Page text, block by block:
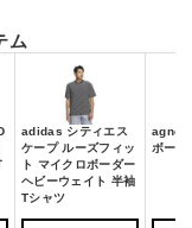
ム
adidas シティエス
ケープ ルーズフィッ
ト マイクロボーダー
ヘビーウェイト 半袖
Tシャツ
agnes
ボーダ